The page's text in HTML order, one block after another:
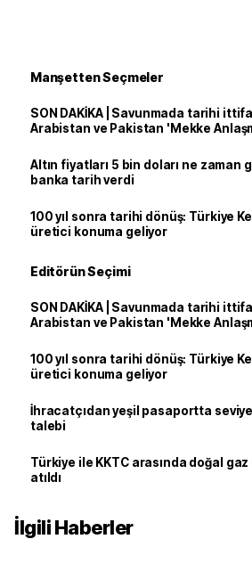
Manşetten Seçmeler
SON DAKİKA | Savunmada tarihi
Arabistan ve Pakistan 'Mekke
Altın fiyatları 5 bin doları ne zaman
banka tarih verdi
100 yıl sonra tarihi dönüş: Türkiye
üretici konuma geliyor
Editörün Seçimi
SON DAKİKA | Savunmada tarihi
Arabistan ve Pakistan 'Mekke
100 yıl sonra tarihi dönüş: Türkiye
üretici konuma geliyor
İhracatçıdan yeşil pasaportta
talebi
Türkiye ile KKTC arasında doğal
atıldı
İlgili Haberler